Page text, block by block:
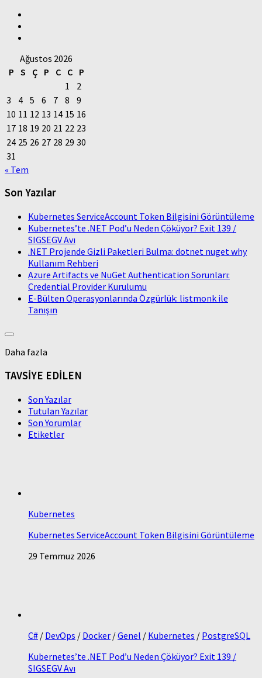
Ağustos 2026
P S Ç P C C
P
1
2
3
4 5 6 7 8
9
10 11 12 13 14 15 16
17 18 19 20 21 22 23
24 25 26 27 28 29 30
31
« Tem
Son Yazılar
Kubernetes ServiceAccount Token Bilgisini Görüntüleme
Kubernetes’te .NET Pod’u Neden Çöküyor? Exit 139 /
SIGSEGV Avı
.NET Projende Gizli Paketleri Bulma: dotnet nuget why
Kullanım Rehberi
Azure Artifacts ve NuGet Authentication Sorunları:
Credential Provider Kurulumu
E-Bülten Operasyonlarında Özgürlük: listmonk ile
Tanışın
Daha fazla
TAVSİYE EDİLEN
Son Yazılar
Tutulan Yazılar
Son Yorumlar
Etiketler
Kubernetes
Kubernetes ServiceAccount Token Bilgisini Görüntüleme
29 Temmuz 2026
C# / DevOps / Docker /Genel / Kubernetes / PostgreSQL
Kubernetes’te .NET Pod’u Neden Çöküyor? Exit 139 /
SIGSEGV Avı